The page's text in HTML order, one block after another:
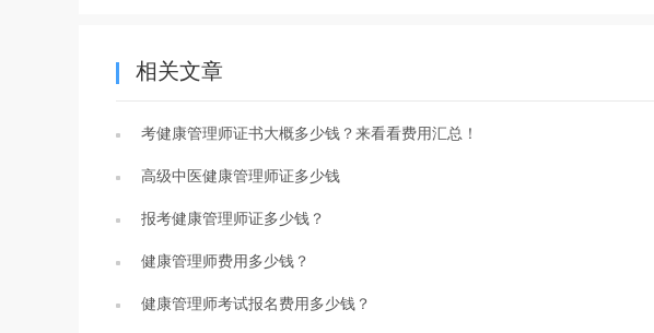
相关文章
考健康管理师证书大概多少钱？来看看费用汇总！
高级中医健康管理师证多少钱
报考健康管理师证多少钱？
健康管理师费用多少钱？
健康管理师考试报名费用多少钱？